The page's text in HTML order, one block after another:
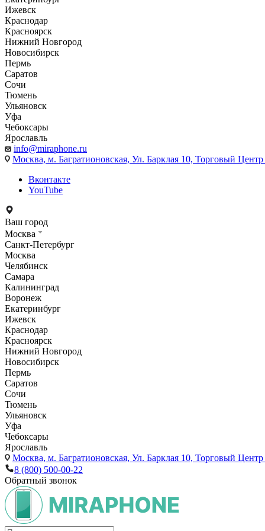
Ижевск
Краснодар
Красноярск
Нижний Новгород
Новосибирск
Пермь
Саратов
Сочи
Тюмень
Ульяновск
Уфа
Чебоксары
Ярославль
info@miraphone.ru
Москва, м. Багратионовская, Ул. Барклая 10, Торговый
Вконтакте
YouTube
Ваш город
Москва
Санкт-Петербург
Москва
Челябинск
Самара
Калининград
Воронеж
Екатеринбург
Ижевск
Краснодар
Красноярск
Нижний Новгород
Новосибирск
Пермь
Саратов
Сочи
Тюмень
Ульяновск
Уфа
Чебоксары
Ярославль
Москва, м. Багратионовская, Ул. Барклая 10, Торговый
8 (800) 500-00-22
Обратный звонок